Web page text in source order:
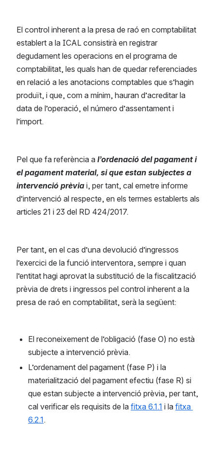
El control inherent a la presa de raó en comptabilitat
establert a la ICAL consistirà en registrar
degudament les operacions en el programa de
comptabilitat, les quals han de quedar referenciades
en relació a les anotacions comptables que s’hagin
produït, i que, com a mínim, hauran d’acreditar la
data de l’operació, el número d’assentament i
l’import.
Pel que fa referència a l’ordenació del pagament i
el pagament material, si que estan subjectes a
intervenció prèvia i, per tant, cal emetre informe
d’intervenció al respecte, en els termes establerts als
articles 21 i 23 del RD 424/2017.
Per tant, en el cas d’una devolució d’ingressos
l’exercici de la funció interventora, sempre i quan
l’entitat hagi aprovat la substitució de la fiscalització
prèvia de drets i ingressos pel control inherent a la
presa de raó en comptabilitat, serà la següent:
El reconeixement de l’obligació (fase O) no està
subjecte a intervenció prèvia.
L’ordenament del pagament (fase P) i la
materialització del pagament efectiu (fase R) si
que estan subjecte a intervenció prèvia, per tant,
cal verificar els requisits de la fitxa 6.1.1 i la fitxa
6.2.1.